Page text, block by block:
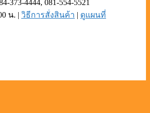
373-4444, 081-554-5521
น. | วิธีการสั่งสินค้า | ดูแผนที่